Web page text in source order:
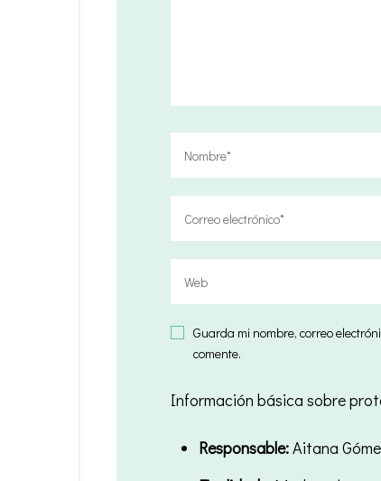
Guarda mi nombre, correo
comente.
Información básica sobre
Responsable:Aitana